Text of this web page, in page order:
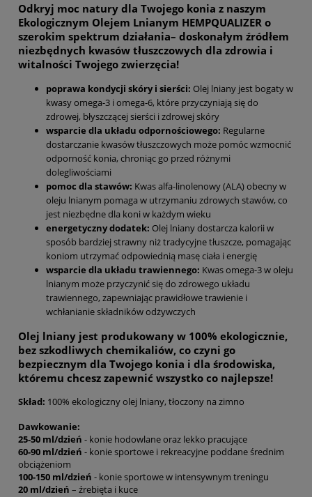
Odkryj moc natury dla Twojego konia z naszym
Ekologicznym Olejem Lnianym HEMPQUALIZER o
szerokim spektrum działania– doskonałym źródłem
niezbędnych kwasów tłuszczowych dla zdrowia i
witalności Twojego zwierzęcia!
poprawa kondycji skóry i sierści: Olej lniany jest bogaty w
kwasy omega-3 i omega-6, które przyczyniają się do
zdrowej, błyszczącej sierści i zdrowej skóry
wsparcie dla układu odpornościowego: Regularne
dostarczanie kwasów tłuszczowych może pomóc wzmocnić
odporność konia, chroniąc go przed różnymi
dolegliwościami
pomoc dla stawów: Kwas alfa-linolenowy (ALA) obecny w
oleju lnianym pomaga w utrzymaniu zdrowych stawów, co
jest niezbędne dla koni w każdym wieku
energetyczny dodatek: Olej lniany dostarcza kalorii w
sposób bardziej strawny niż tradycyjne tłuszcze, pomagając
koniom utrzymać odpowiednią masę ciała i energię
wsparcie dla układu trawiennego: Kwas omega-3 w oleju
lnianym może przyczynić się do zdrowego układu
trawiennego, zapewniając prawidłowe trawienie i
wchłanianie składników odżywczych
Olej lniany jest produkowany w 100% ekologicznie,
bez szkodliwych chemikaliów, co czyni go
bezpiecznym dla Twojego konia i dla środowiska,
któremu chcesz zapewnić wszystko co najlepsze!
Skład: 100% ekologiczny olej lniany, tłoczony na zimno
Dawkowanie:
25-50 ml/dzień - konie hodowlane oraz lekko pracujące
60-90 ml/dzień - konie sportowe i rekreacyjne poddane średnim
obciążeniom
100-150 ml/dzień - konie sportowe w intensywnym treningu
20 ml/dzień – źrebięta i kuce